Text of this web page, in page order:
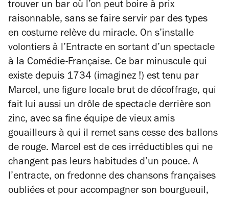
trouver un bar où l’on peut boire à prix
raisonnable, sans se faire servir par des types
en costume relève du miracle. On s’installe
volontiers à l’Entracte en sortant d’un spectacle
à la Comédie-Française. Ce bar minuscule qui
existe depuis 1734 (imaginez !) est tenu par
Marcel, une figure locale brut de décoffrage, qui
fait lui aussi un drôle de spectacle derrière son
zinc, avec sa fine équipe de vieux amis
gouailleurs à qui il remet sans cesse des ballons
de rouge. Marcel est de ces irréductibles qui ne
changent pas leurs habitudes d’un pouce. A
l’entracte, on fredonne des chansons françaises
oubliées et pour accompagner son bourgueuil,